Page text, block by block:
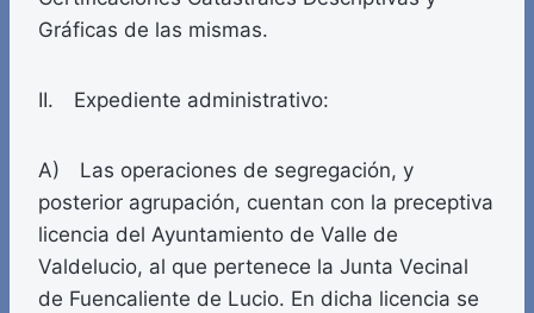
Gráficas de las mismas.
II. Expediente administrativo:
A) Las operaciones de segregación, y
posterior agrupación, cuentan con la preceptiva
licencia del Ayuntamiento de Valle de
Valdelucio, al que pertenece la Junta Vecinal
de Fuencaliente de Lucio. En dicha licencia se